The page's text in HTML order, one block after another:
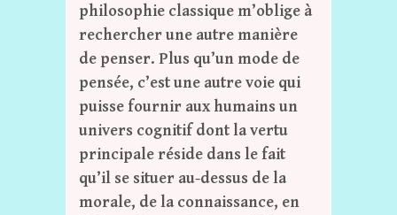
philosophie classique m’oblige à
rechercher une autre manière
de penser. Plus qu’un mode de
pensée, c’est une autre voie qui
puisse fournir aux humains un
univers cognitif dont la vertu
principale réside dans le fait
qu’il se situer au-dessus de la
morale, de la connaissance, en